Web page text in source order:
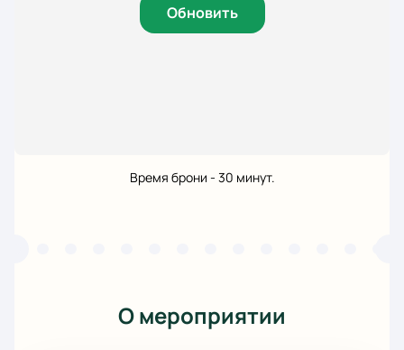
Обновить
Время брони - 30 минут.
О мероприятии